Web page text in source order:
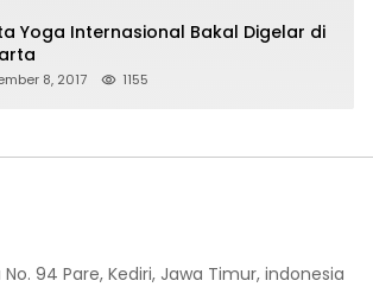
Yoga Internasional Bakal Digelar di
8, 2017 1155
No. 94 Pare, Kediri, Jawa Timur, indonesia